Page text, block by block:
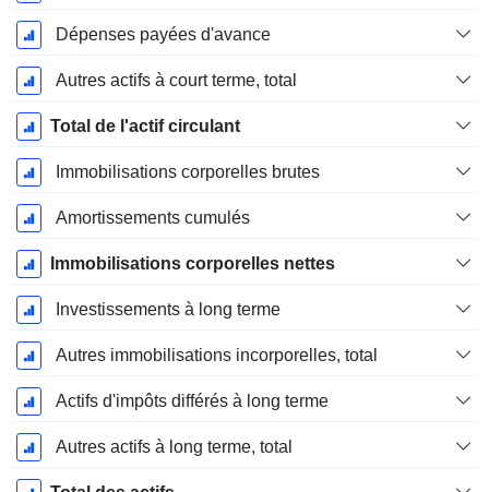
Dépenses payées d'avance
Autres actifs à court terme, total
Total de l'actif circulant
Immobilisations corporelles brutes
Amortissements cumulés
Immobilisations corporelles nettes
Investissements à long terme
Autres immobilisations incorporelles, total
Actifs d'impôts différés à long terme
Autres actifs à long terme, total